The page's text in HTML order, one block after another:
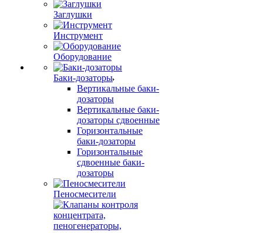
Заглушки
Инструмент
Оборудование
Баки-дозаторы
Вертикальные баки-
дозаторы
Вертикальные баки-
дозаторы сдвоенные
Горизонтальные
баки-дозаторы
Горизонтальные
сдвоенные баки-
дозаторы
Пеносмесители